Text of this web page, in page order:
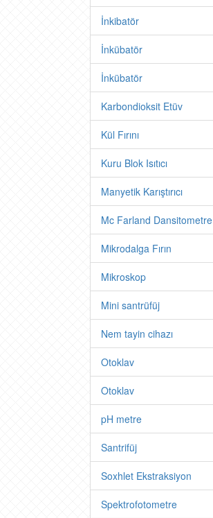
İnkibatör
İnkübatör
İnkübatör
Karbondioksit Etüv
Kül Fırını
Kuru Blok Isıtıcı
Manyetik Karıştırıcı
Mc Farland Dansitometre
Mikrodalga Fırın
Mikroskop
Mini santrüfüj
Nem tayin cihazı
Otoklav
Otoklav
pH metre
Santrifüj
Soxhlet Ekstraksiyon
Spektrofotometre